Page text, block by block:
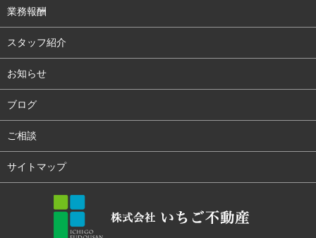
業務報酬
スタッフ紹介
お知らせ
ブログ
ご相談
サイトマップ